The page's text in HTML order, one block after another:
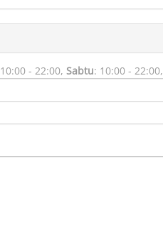
10:00 - 22:00, Sabtu: 10:00 - 22:00,